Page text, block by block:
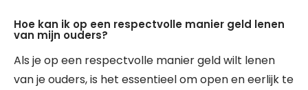
Hoe kan ik op een respectvolle manier geld lenen
van mijn ouders?
Als je op een respectvolle manier geld wilt lenen
van je ouders, is het essentieel om open en eerlijk te